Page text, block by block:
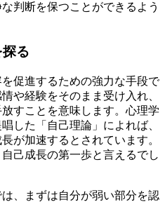
判断を保つことができるよう
る
促進するための強力な手段で
や経験をそのまま受け入れ、
すことを意味します。心理学
した「自己理論」によれば、
が加速するとされています。
己成長の第一歩と言えるでし
、まずは自分が弱い部分を認